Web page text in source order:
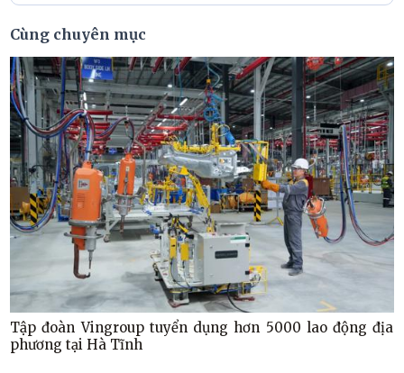
Cùng chuyên mục
Tập đoàn Vingroup tuyển dụng hơn 5000 lao động địa
phương tại Hà Tĩnh